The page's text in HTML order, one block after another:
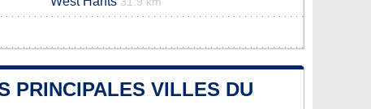
PRINCIPALES VILLES DU